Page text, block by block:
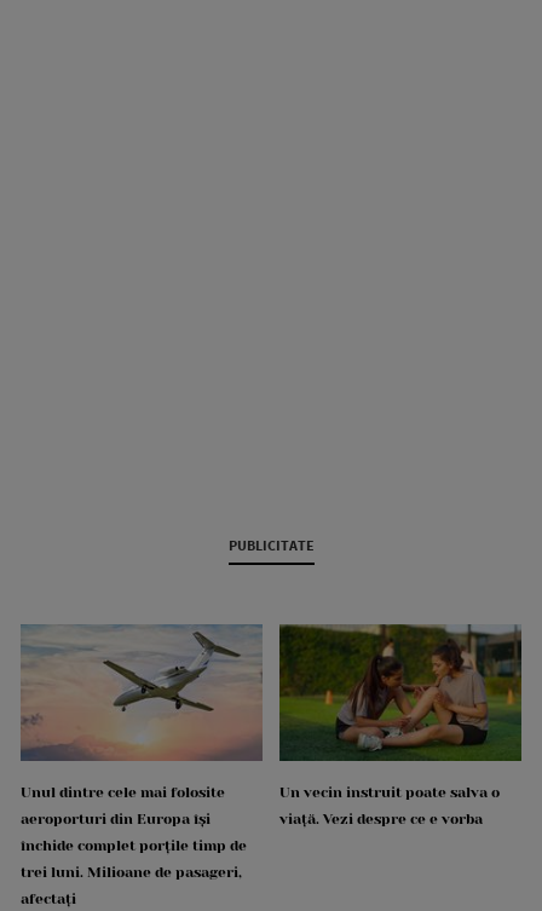
PUBLICITATE
Unul dintre cele mai folosite
aeroporturi din Europa își
închide complet porțile timp de
trei luni. Milioane de pasageri,
afectați
Un vecin instruit poate salva o
viață. Vezi despre ce e vorba